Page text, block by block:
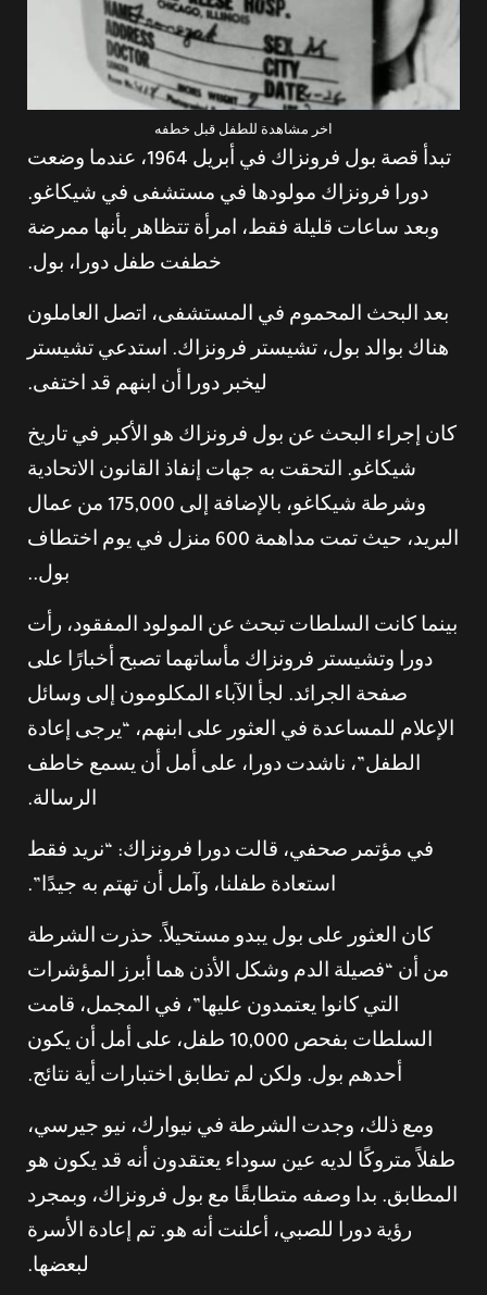
اخر مشاهدة للطفل قبل خطفه
تبدأ قصة بول فرونزاك في أبريل 1964، عندما وضعت
دورا فرونزاك مولودها في مستشفى في شيكاغو.
وبعد ساعات قليلة فقط، امرأة تتظاهر بأنها ممرضة
خطفت طفل دورا، بول.
بعد البحث المحموم في المستشفى، اتصل العاملون
هناك بوالد بول، تشيستر فرونزاك. استدعي تشيستر
ليخبر دورا أن ابنهم قد اختفى.
كان إجراء البحث عن بول فرونزاك هو الأكبر في تاريخ
شيكاغو. التحقت به جهات إنفاذ القانون الاتحادية
وشرطة شيكاغو، بالإضافة إلى 175,000 من عمال
البريد، حيث تمت مداهمة 600 منزل في يوم اختطاف
بول..
بينما كانت السلطات تبحث عن المولود المفقود، رأت
دورا وتشيستر فرونزاك مأساتهما تصبح أخبارًا على
صفحة الجرائد. لجأ الآباء المكلومون إلى وسائل
الإعلام للمساعدة في العثور على ابنهم، “يرجى إعادة
الطفل”، ناشدت دورا، على أمل أن يسمع خاطف
الرسالة.
في مؤتمر صحفي، قالت دورا فرونزاك: “نريد فقط
استعادة طفلنا، وآمل أن تهتم به جيدًا”.
كان العثور على بول يبدو مستحيلاً. حذرت الشرطة
من أن “فصيلة الدم وشكل الأذن هما أبرز المؤشرات
التي كانوا يعتمدون عليها”، في المجمل، قامت
السلطات بفحص 10,000 طفل، على أمل أن يكون
أحدهم بول. ولكن لم تطابق اختبارات أية نتائج.
ومع ذلك، وجدت الشرطة في نيوارك، نيو جيرسي،
طفلاً متروكًا لديه عين سوداء يعتقدون أنه قد يكون هو
المطابق. بدا وصفه متطابقًا مع بول فرونزاك، وبمجرد
رؤية دورا للصبي، أعلنت أنه هو. تم إعادة الأسرة
لبعضها.